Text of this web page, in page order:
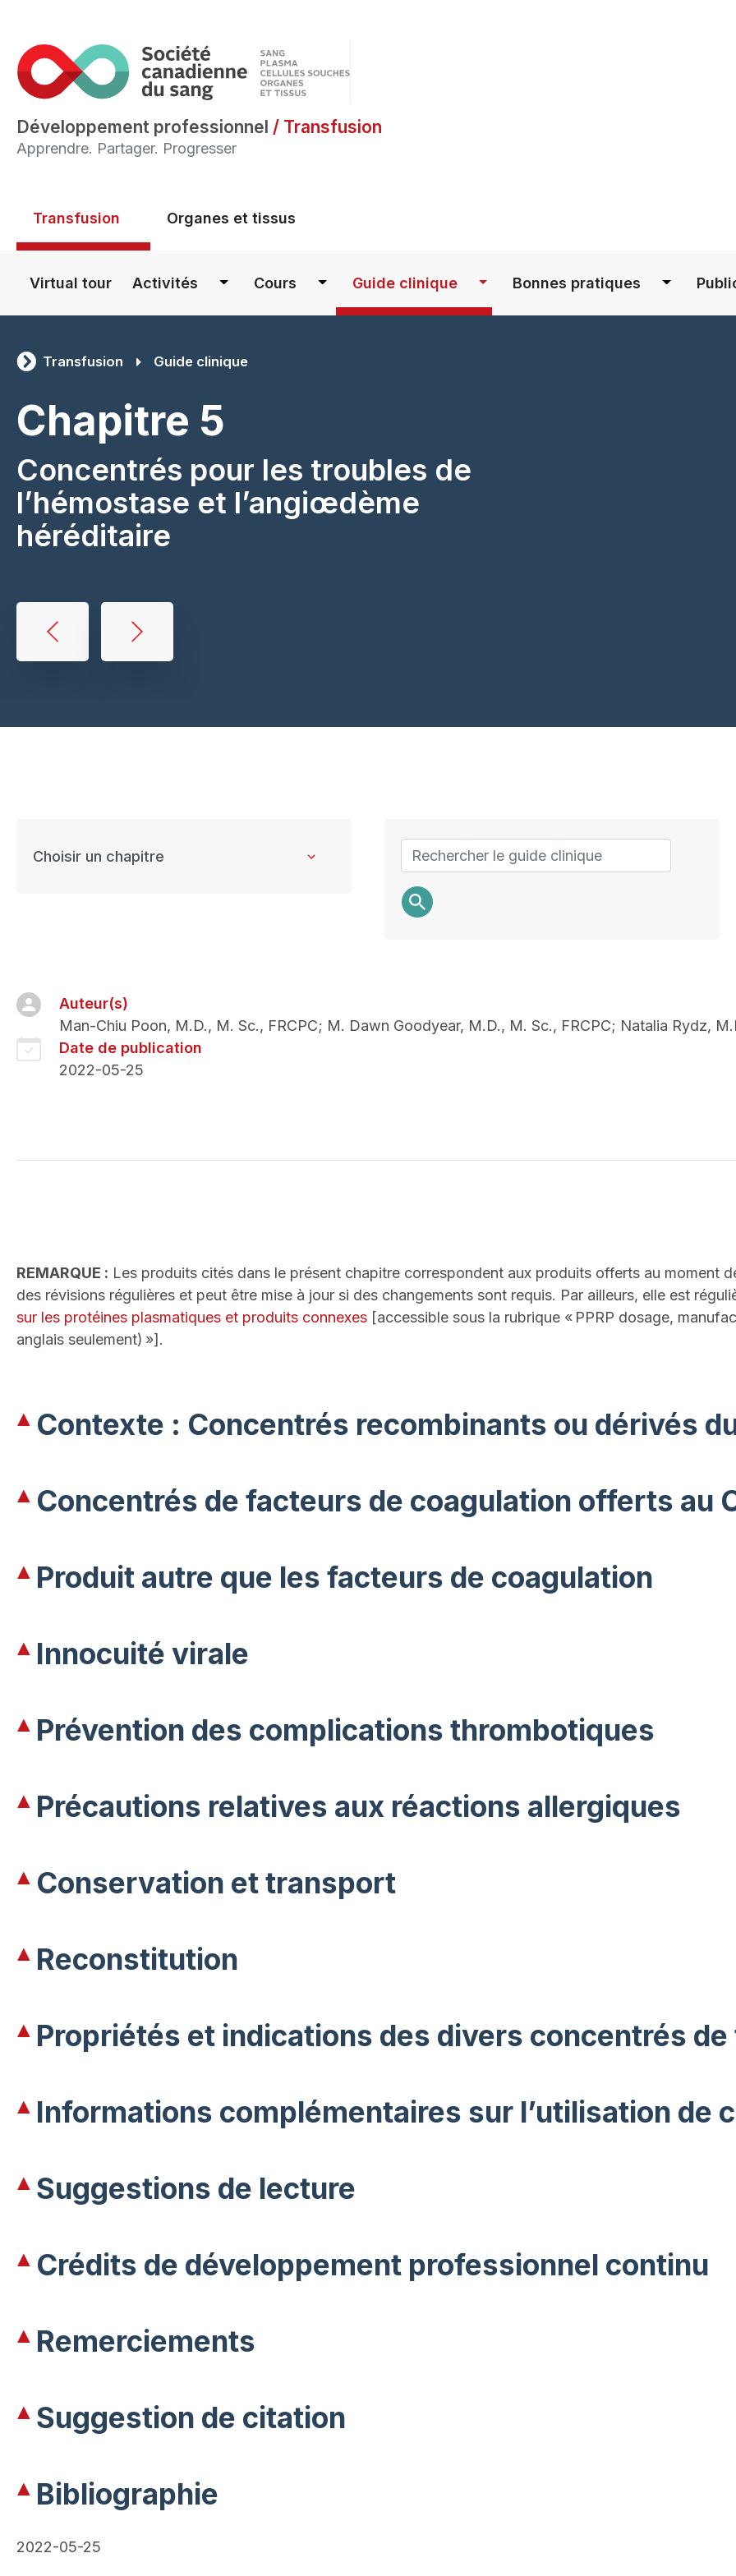
Développement professionnel / Transfusion
Apprendre. Partager. Progresser
Transfusion Organes et tissus
Virtual tour Activités Cours Guide clinique Bonnes pratiques
Transfusion Guide clinique
Chapitre 5
Concentrés pour les troubles de
l’hémostase et l’angiœdème
héréditaire
Book
traversal
and
Search
Auteur(s)
Man-Chiu Poon, M.D., M. Sc., FRCPC; M. Dawn Goodyear, M.D., M. Sc., FRCPC; Natalia Rydz,
Date de publication
2022-05-25
REMARQUE : Les produits cités dans le présent chapitre correspondent aux produits offerts au moment
des révisions régulières et peut être mise à jour si des changements sont requis. Par ailleurs, elle est
sur les protéines plasmatiques et produits connexes [accessible sous la rubrique « PPRP dosage,
anglais seulement) »].
Contexte : Concentrés recombinants ou dérivés
Concentrés de facteurs de coagulation offerts au
Produit autre que les facteurs de coagulation
Innocuité virale
Prévention des complications thrombotiques
Précautions relatives aux réactions allergiques
Conservation et transport
Reconstitution
Propriétés et indications des divers concentrés
Informations complémentaires sur l’utilisation de
Suggestions de lecture
Crédits de développement professionnel continu
Remerciements
Suggestion de citation
Bibliographie
2022-05-25